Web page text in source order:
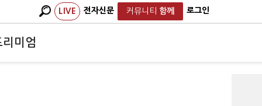
LIVE 전자신문 커뮤니티 함께 로그인
리미엄